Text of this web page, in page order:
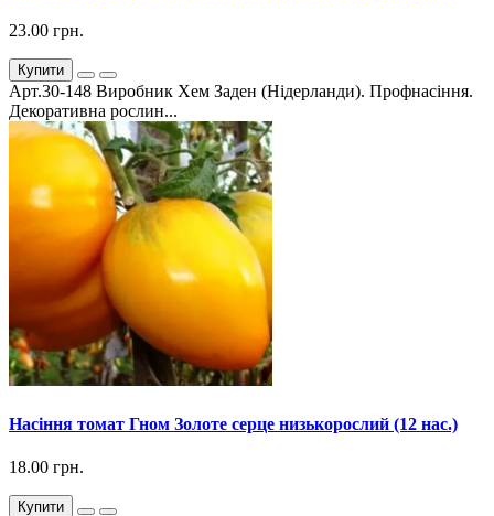
23.00 грн.
Купити
Арт.30-148 Виробник Хем Заден (Нідерланди). Профнасіння.
Декоративна рослин...
Насіння томат Гном Золоте серце низькорослий (12 нас.)
18.00 грн.
Купити